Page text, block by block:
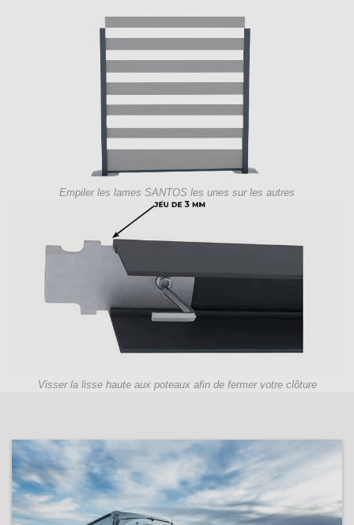
Empiler les lames SANTOS les unes sur les autres
Visser la lisse haute aux poteaux afin de fermer votre clôture